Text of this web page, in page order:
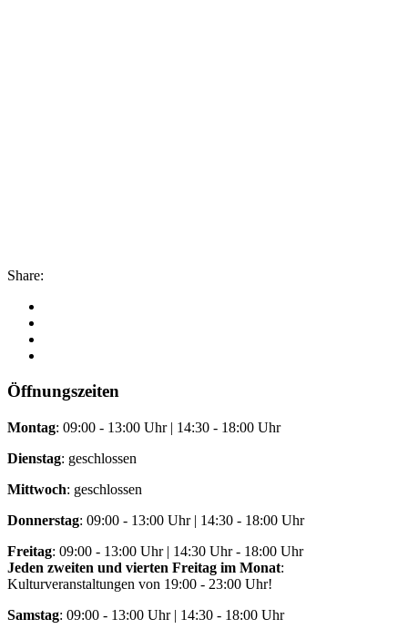
Share:
Öffnungszeiten
Montag: 09:00 - 13:00 Uhr | 14:30 - 18:00 Uhr
Dienstag: geschlossen
Mittwoch: geschlossen
Donnerstag: 09:00 - 13:00 Uhr | 14:30 - 18:00 Uhr
Freitag: 09:00 - 13:00 Uhr | 14:30 Uhr - 18:00 Uhr
Jeden zweiten und vierten Freitag im Monat:
Kulturveranstaltungen von 19:00 - 23:00 Uhr!
Samstag: 09:00 - 13:00 Uhr | 14:30 - 18:00 Uhr